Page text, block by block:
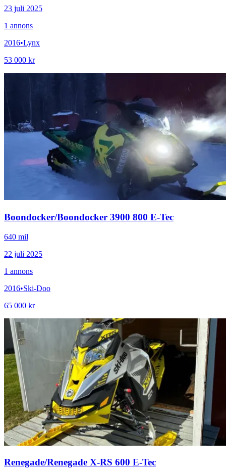
23 juli 2025
1 annons
2016•Lynx
53 000 kr
Boondocker/Boondocker 3900 800 E-Tec
640 mil
22 juli 2025
1 annons
2016•Ski-Doo
65 000 kr
Renegade/Renegade X-RS 600 E-Tec